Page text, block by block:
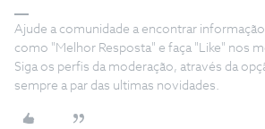
Ajude a comunidade a encontrar
como "Melhor Resposta" e faça "Like" nos
Siga os perfis da moderação, através da
sempre a par das ultimas novidades.